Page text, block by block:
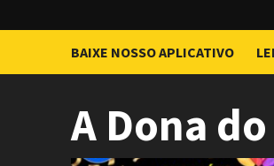
BAIXE NOSSO APLICATIVO
A Dona